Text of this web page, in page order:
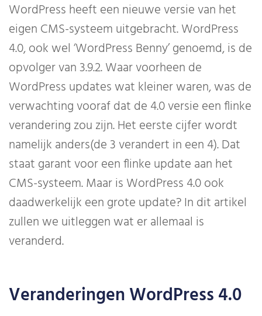
WordPress heeft een nieuwe versie van het
eigen CMS-systeem uitgebracht. WordPress
4.0, ook wel ‘WordPress Benny’ genoemd, is de
opvolger van 3.9.2. Waar voorheen de
WordPress updates wat kleiner waren, was de
verwachting vooraf dat de 4.0 versie een flinke
verandering zou zijn. Het eerste cijfer wordt
namelijk anders(de 3 verandert in een 4). Dat
staat garant voor een flinke update aan het
CMS-systeem. Maar is WordPress 4.0 ook
daadwerkelijk een grote update? In dit artikel
zullen we uitleggen wat er allemaal is
veranderd.
Veranderingen WordPress 4.0